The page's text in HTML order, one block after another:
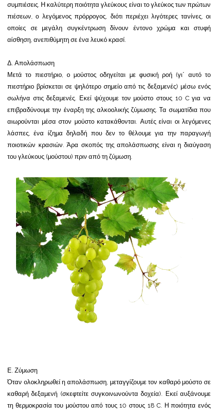
συμπιέσεις. Η καλύτερη ποιότητα γλεύκους είναι το γλεύκος των πρώτων
πιέσεων, ο λεγόμενος πρόρρογος, διότι περιέχει λιγότερες τανίνες, οι
οποίες σε μεγάλη συγκέντρωση δίνουν έντονο χρώμα και στυφή
αίσθηση, ανεπιθύμητη σε ένα λευκό κρασί.
Δ. Απολάσπωση
Μετά το πιεστήριο, ο μούστος οδηγείται με φυσική ροή (γι΄ αυτό το
πιεστήριο βρίσκεται σε ψηλότερο σημείο από τις δεξαμενές) μέσω ενός
σωλήνα στις δεξαμενές. Εκεί ψύχουμε τον μούστο στους 10 C για να
επιβραδύνουμε την έναρξη της αλκοολικής ζύμωσης. Τα σωματίδια που
αιωρούνται μέσα στον μούστο κατακάθονται. Αυτές είναι οι λεγόμενες
λάσπες, ένα ίζημα δηλαδή που δεν το θέλουμε για την παραγωγή
ποιοτικών κρασιών. Άρα σκοπός της απολάσπωσης είναι η διαύγαση
του γλεύκους (μούστου) πριν από τη ζύμωση.
Ε. Ζύμωση
Όταν ολοκληρωθεί η απολάσπωση, μεταγγίζουμε τον καθαρό μούστο σε
καθαρή δεξαμενή (σκεφτείτε συγκοινωνούντα δοχεία). Εκεί αυξάνουμε
τη θερμοκρασία του μούστου από τους 10 στους 18 C. Η ποιότητα ενός